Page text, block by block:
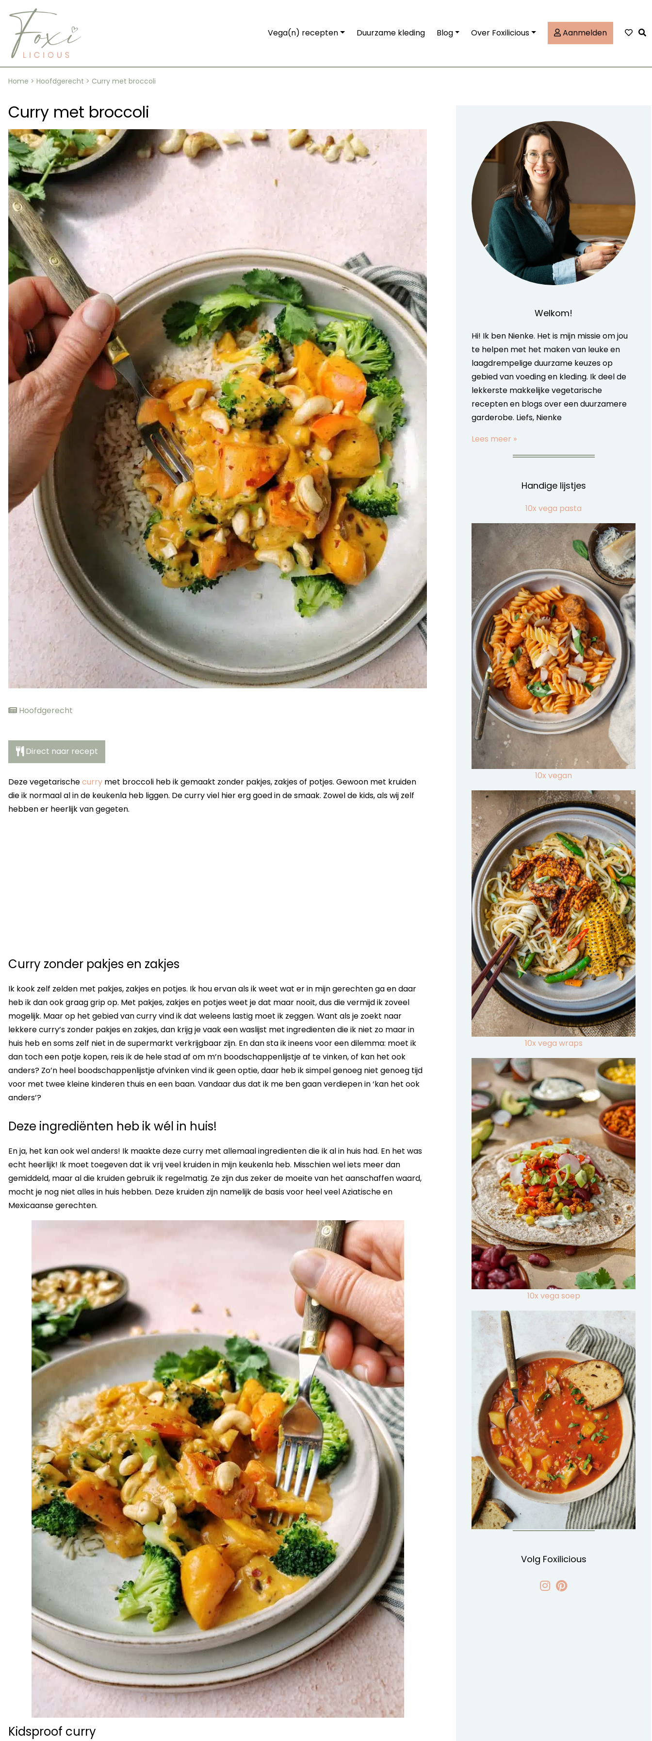
content
Vega(n) recepten Duurzame kleding Blog Over Foxilicious Aanmelden
Home > Hoofdgerecht > Curry met broccoli
Curry met broccoli
Hoofdgerecht
Direct naar recept
Deze vegetarischecurry met broccoli heb ik gemaakt zonder pakjes, zakjes of potjes. Gewoon met kruiden
die ik normaal al in de keukenla heb liggen. De curry viel hier erg goed in de smaak. Zowel de kids, als wij zelf
hebben er heerlijk van gegeten.
Curry zonder pakjes en zakjes
Ik kook zelf zelden met pakjes, zakjes en potjes. Ik hou ervan als ik weet wat er in mijn gerechten ga en daar
heb ik dan ook graag grip op. Met pakjes, zakjes en potjes weet je dat maar nooit, dus die vermijd ik zoveel
mogelijk. Maar op het gebied van curry vind ik dat weleens lastig moet ik zeggen. Want als je zoekt naar
lekkere curry’s zonder pakjes en zakjes, dan krijg je vaak een waslijst met ingredienten die ik niet zo maar in
huis heb en soms zelf niet in de supermarkt verkrijgbaar zijn. En dan sta ik ineens voor een dilemma: moet ik
dan toch een potje kopen, reis ik de hele stad af om m’n boodschappenlijstje af te vinken, of kan het ook
anders? Zo’n heel boodschappenlijstje afvinken vind ik geen optie, daar heb ik simpel genoeg niet genoeg tijd
voor met twee kleine kinderen thuis en een baan. Vandaar dus dat ik me ben gaan verdiepen in ‘kan het ook
anders’?
Deze ingrediënten heb ik wél in huis!
En ja, het kan ook wel anders! Ik maakte deze curry met allemaal ingredienten die ik al in huis had. En het was
echt heerlijk! Ik moet toegeven dat ik vrij veel kruiden in mijn keukenla heb. Misschien wel iets meer dan
gemiddeld, maar al die kruiden gebruik ik regelmatig. Ze zijn dus zeker de moeite van het aanschaffen waard,
mocht je nog niet alles in huis hebben. Deze kruiden zijn namelijk de basis voor heel veel Aziatische en
Mexicaanse gerechten.
Kidsproof curry
Welkom!
Hi! Ik ben Nienke. Het is mijn missie om jou
te helpen met het maken van leuke en
laagdrempelige duurzame keuzes op
gebied van voeding en kleding. Ik deel de
lekkerste makkelijke vegetarische
recepten en blogs over een duurzamere
garderobe. Liefs, Nienke
Lees meer »
Handige lijstjes
10x vega pasta
10x vegan
10x vega wraps
10x vega soep
Volg Foxilicious